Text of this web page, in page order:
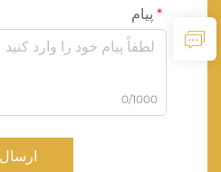
پیام
0/1000
ارسال